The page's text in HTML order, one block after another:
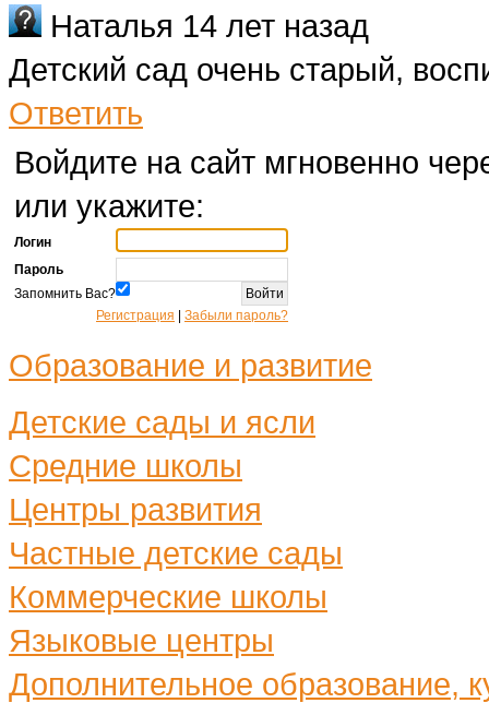
Наталья 14 лет назад
Детский сад очень старый,
Ответить
Войдите на сайт мгновенно
или укажите:
Логин
Пароль
Запомнить Вас?
Регистрация
Забыли пароль?
Образование и развитие
Детские сады и ясли
Средние школы
Центры развития
Частные детские сады
Коммерческие школы
Языковые центры
Дополнительное образование,